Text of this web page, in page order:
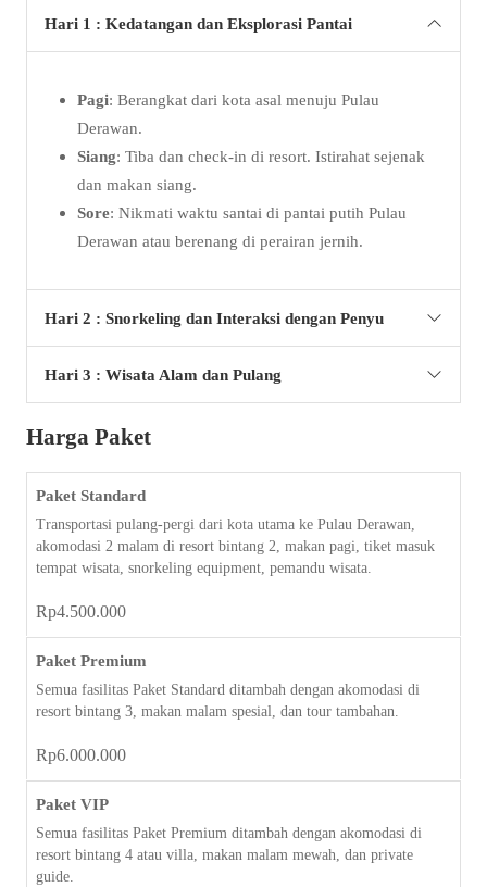
Hari 1 : Kedatangan dan Eksplorasi Pantai
Pagi: Berangkat dari kota asal menuju Pulau
Derawan.
Siang: Tiba dan check-in di resort. Istirahat sejenak
dan makan siang.
Sore: Nikmati waktu santai di pantai putih Pulau
Derawan atau berenang di perairan jernih.
Hari 2 : Snorkeling dan Interaksi dengan Penyu
Hari 3 : Wisata Alam dan Pulang
Harga Paket
Paket Standard
Transportasi pulang-pergi dari kota utama ke Pulau Derawan,
akomodasi 2 malam di resort bintang 2, makan pagi, tiket masuk
tempat wisata, snorkeling equipment, pemandu wisata.
Rp4.500.000
Paket Premium
Semua fasilitas Paket Standard ditambah dengan akomodasi di
resort bintang 3, makan malam spesial, dan tour tambahan.
Rp6.000.000
Paket VIP
Semua fasilitas Paket Premium ditambah dengan akomodasi di
resort bintang 4 atau villa, makan malam mewah, dan private
guide.